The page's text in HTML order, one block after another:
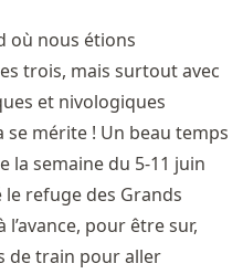
où nous étions
trois, mais surtout avec
et nivologiques
se mérite ! Un beau temps
la semaine du 5-11 juin
le refuge des Grands
pour être sur,
de train pour aller